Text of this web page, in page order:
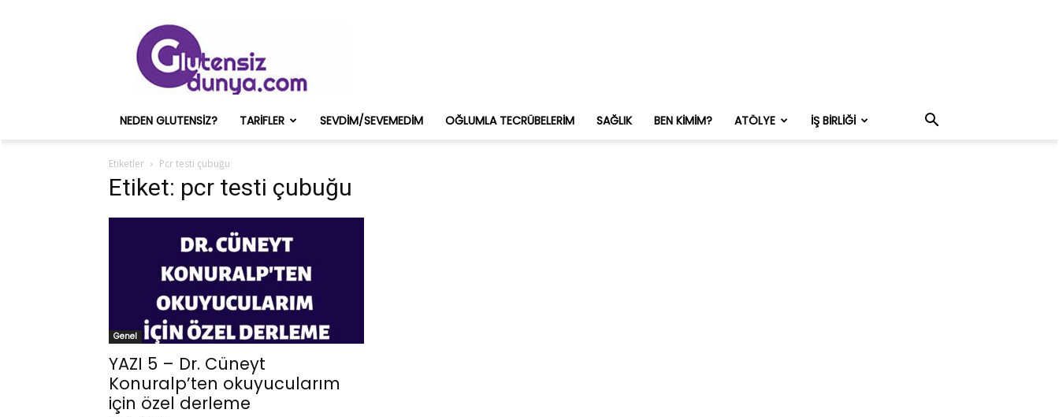
ve
Onun
Sağlık
Deneyimleri
NEDEN GLUTENSIZ? TARIFLER SEVDIM/SEVEMEDIM OĞLUMLA TECRÜBELERIM SAĞLIK BEN KIMIM? ATÖLYE İŞ BIRLIĞI
Etiketler Pcr testi çubuğu
Etiket: pcr testi çubuğu
Genel
YAZI 5 – Dr. Cüneyt
Konuralp’ten okuyucularım
için özel derleme